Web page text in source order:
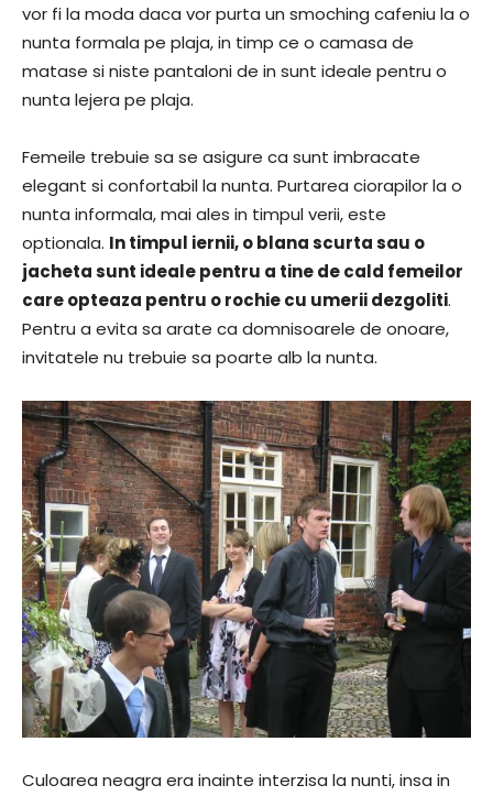
vor fi la moda daca vor purta un smoching cafeniu la o
nunta formala pe plaja, in timp ce o camasa de
matase si niste pantaloni de in sunt ideale pentru o
nunta lejera pe plaja.
Femeile trebuie sa se asigure ca sunt imbracate
elegant si confortabil la nunta. Purtarea ciorapilor la o
nunta informala, mai ales in timpul verii, este
optionala. In timpul iernii, o blana scurta sau o
jacheta sunt ideale pentru a tine de cald femeilor
care opteaza pentru o rochie cu umerii dezgoliti.
Pentru a evita sa arate ca domnisoarele de onoare,
invitatele nu trebuie sa poarte alb la nunta.
Culoarea neagra era inainte interzisa la nunti, insa in